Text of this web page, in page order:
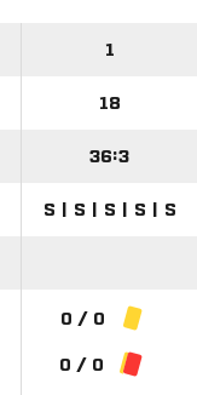
1
18
36:3
S | S | S | S | S
0 / 0
0 / 0